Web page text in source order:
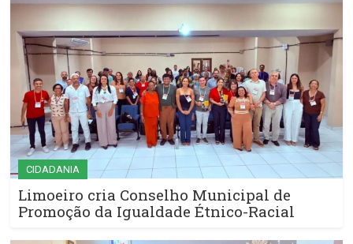
CIDADANIA
Limoeiro cria Conselho Municipal de
Promoção da Igualdade Étnico-Racial